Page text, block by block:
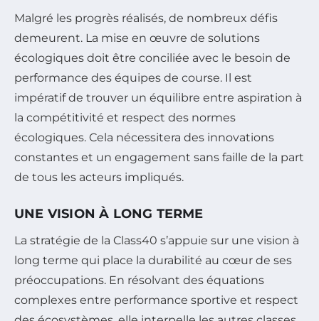
Malgré les progrès réalisés, de nombreux défis
demeurent. La mise en œuvre de solutions
écologiques doit être conciliée avec le besoin de
performance des équipes de course. Il est
impératif de trouver un équilibre entre aspiration à
la compétitivité et respect des normes
écologiques. Cela nécessitera des innovations
constantes et un engagement sans faille de la part
de tous les acteurs impliqués.
UNE VISION À LONG TERME
La stratégie de la Class40 s’appuie sur une vision à
long terme qui place la durabilité au cœur de ses
préoccupations. En résolvant des équations
complexes entre performance sportive et respect